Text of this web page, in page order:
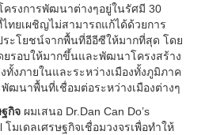
ครงการพัฒนาต่างๆอยู่ในรัศมี 30
ทยเผชิญไม่สามารถแก้ได้ด้วยการ
ะโยชน์จากพื้นที่อีอีซีให้มากที่สุด โดย
รอบให้มากขึ้นและพัฒนาโครงสร้าง
ทั้งภายในและระหว่างเมืองทั้งภูมิภาค
ฒนาพื้นที่เชื่อมต่อระหว่างเมืองต่างๆ
กิจ ผมเสนอ Dr.Dan Can Do’s
โมเดลเศรษฐกิจเชื่อมวงจรเพื่อทำให้